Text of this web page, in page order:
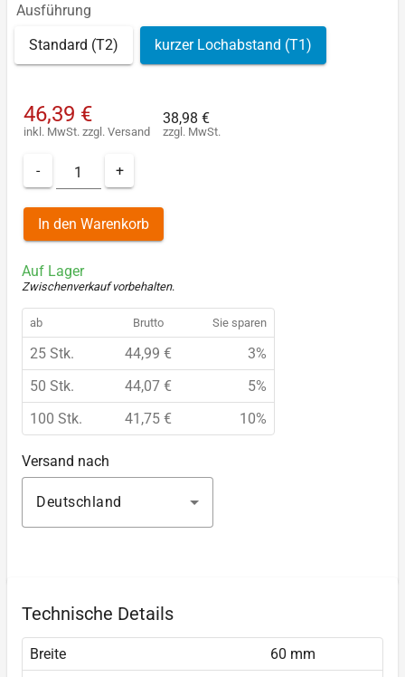
Ausführung
Standard (T2) kurzer Lochabstand (T1)
46,39 €
inkl. MwSt. zzgl. Versand
38,98 €
zzgl. MwSt.
- +
In den Warenkorb
Auf Lager
Zwischenverkauf vorbehalten.
ab Brutto Sie sparen
25 Stk. 44,99 €
3%
50 Stk.
44,07 €
5%
100 Stk.
41,75 € 10%
Versand nach
Deutschland
Technische Details
Breite
60 mm